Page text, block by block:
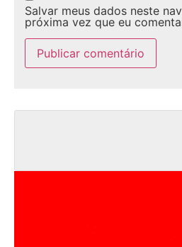
Salvar meus dados neste
próxima vez que eu